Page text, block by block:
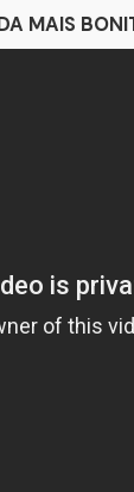
MAIS